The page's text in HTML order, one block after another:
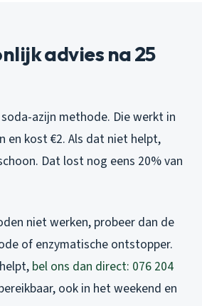
advies na 25
azijn methode. Die werkt in
en kost €2. Als dat niet helpt,
Dat lost nog eens 20% van
niet werken, probeer dan de
of enzymatische ontstopper.
bel ons dan direct: 076 204
ook in het weekend en